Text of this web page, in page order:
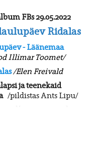
FBs 29.05.2022
Ridalas
- Läänemaa
Illimar Toomet/
/Elen Freivald
ja teenekaid
/pildistas Ants Lipu/